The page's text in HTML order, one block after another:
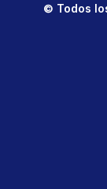
© Todos